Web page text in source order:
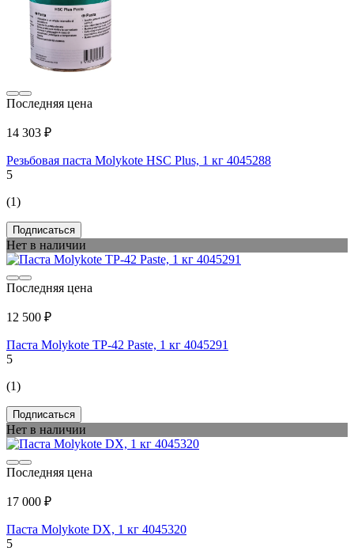
Последняя цена
14 303 ₽
Резьбовая паста Molykote HSC Plus, 1 кг 4045288
5
(1)
Подписаться
Нет в наличии
Последняя цена
12 500 ₽
Паста Molykote TP-42 Paste, 1 кг 4045291
5
(1)
Подписаться
Нет в наличии
Последняя цена
17 000 ₽
Паста Molykote DX, 1 кг 4045320
5